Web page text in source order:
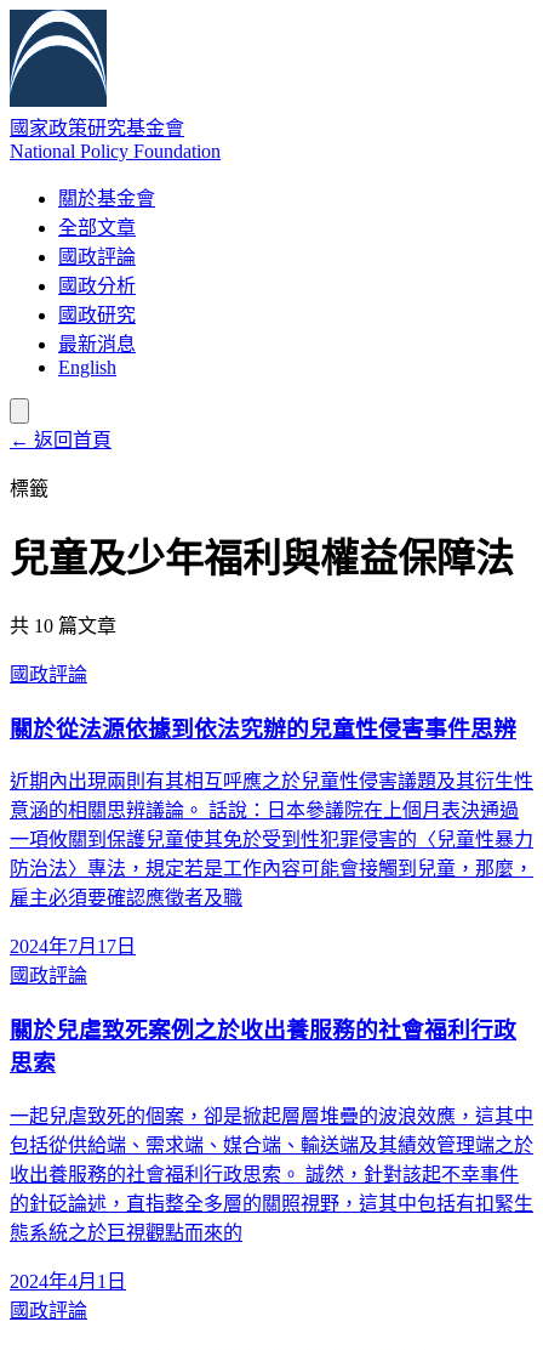
國家政策研究基金會
National Policy Foundation
關於基金會
全部文章
國政評論
國政分析
國政研究
最新消息
English
← 返回首頁
標籤
兒童及少年福利與權益保障法
共 10 篇文章
國政評論
關於從法源依據到依法究辦的兒童性侵害事件思辨
近期內出現兩則有其相互呼應之於兒童性侵害議題及其衍生性
意涵的相關思辨議論。 話說：日本參議院在上個月表決通過
一項攸關到保護兒童使其免於受到性犯罪侵害的〈兒童性暴力
防治法〉專法，規定若是工作內容可能會接觸到兒童，那麼，
雇主必須要確認應徵者及職
2024年7月17日
國政評論
關於兒虐致死案例之於收出養服務的社會福利行政
思索
一起兒虐致死的個案，卻是掀起層層堆疊的波浪效應，這其中
包括從供給端、需求端、媒合端、輸送端及其績效管理端之於
收出養服務的社會福利行政思索。 誠然，針對該起不幸事件
的針砭論述，直指整全多層的關照視野，這其中包括有扣緊生
態系統之於巨視觀點而來的
2024年4月1日
國政評論